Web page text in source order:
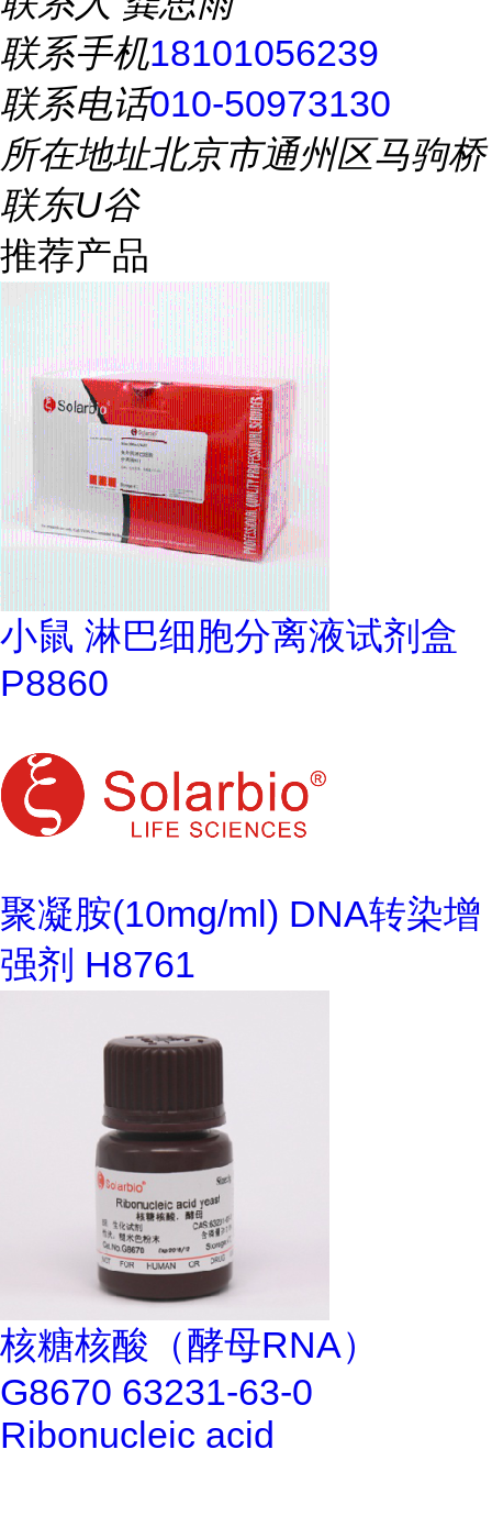
联系手机18101056239
联系电话010-50973130
所在地址北京市通州区马驹桥
联东U谷
推荐产品
小鼠 淋巴细胞分离液试剂盒
P8860
聚凝胺(10mg/ml) DNA转染增
强剂 H8761
核糖核酸（酵母RNA）
G8670 63231-63-0
Ribonucleic acid